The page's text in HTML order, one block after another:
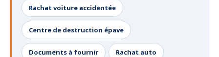
Rachat voiture accidentée
Centre de destruction épave
Documents à fournir Rachat auto